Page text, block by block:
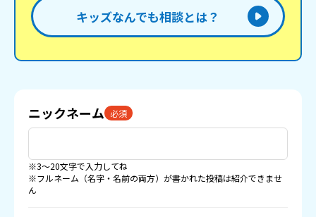
キッズなんでも相談とは？
ニックネーム 必須
※3〜20文字で入力してね
※フルネーム（名字・名前の両方）が書かれた投稿は紹介できませ
ん